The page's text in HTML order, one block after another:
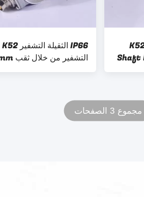
التشفير من خلال ثقب 14mm
Shaft
مجموع 3 الصفحات